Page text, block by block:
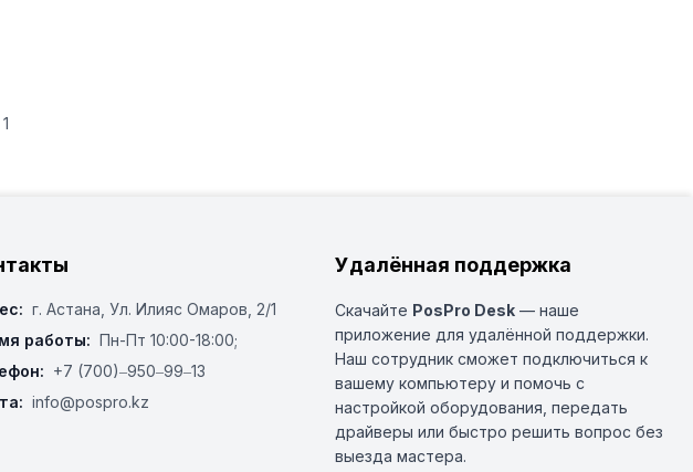
1
г. Астана, ​Ул. Илияс Омаров, 2/1
работы: Пн-Пт 10:00-18:00;
+7 (700)‒950‒99‒13
info@pospro.kz
Удалённая поддержка
Скачайте PosPro Desk — наше
приложение для удалённой поддержки.
Наш сотрудник сможет подключиться к
вашему компьютеру и помочь с
настройкой оборудования, передать
драйверы или быстро решить вопрос без
выезда мастера.